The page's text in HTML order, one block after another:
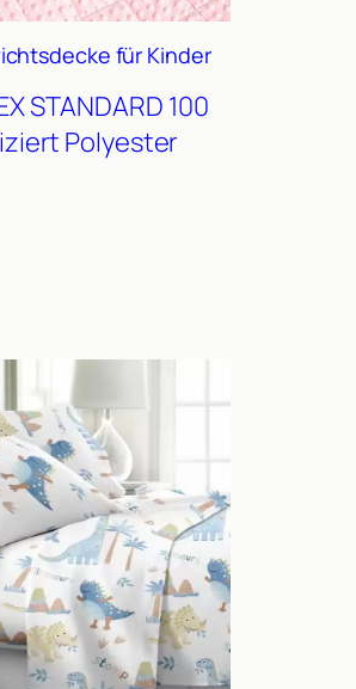
für Kinder
STANDARD 100
Polyester